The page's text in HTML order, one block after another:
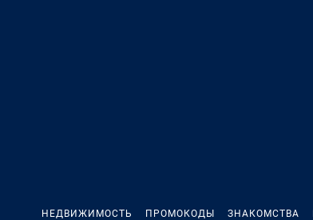
НЕДВИЖИМОСТЬ ПРОМОКОДЫ ЗНАКОМСТВА